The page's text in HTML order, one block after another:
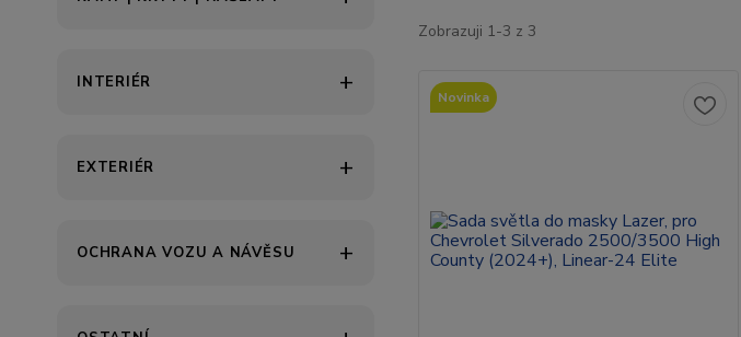
INTERIÉR
EXTERIÉR
OCHRANA VOZU A NÁVĚSU
Zobrazuji 1-3 z 3
Novinka